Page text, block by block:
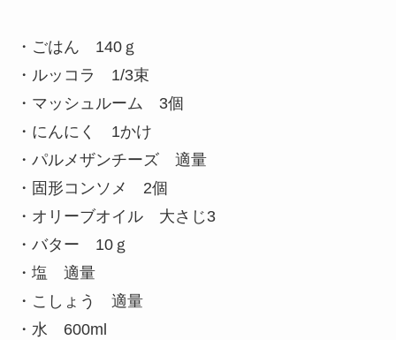
・ごはん 140ｇ
・ルッコラ 1/3束
・マッシュルーム 3個
・にんにく 1かけ
・パルメザンチーズ 適量
・固形コンソメ 2個
・オリーブオイル 大さじ3
・バター 10ｇ
・塩 適量
・こしょう 適量
・水 600ml